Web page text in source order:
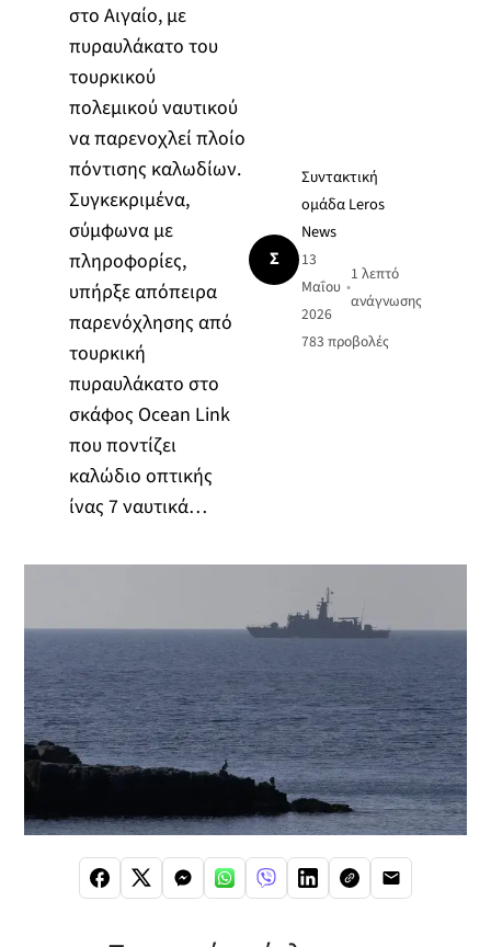
στο Αιγαίο, με
πυραυλάκατο του
τουρκικού
πολεμικού ναυτικού
να παρενοχλεί πλοίο
πόντισης καλωδίων.
Συγκεκριμένα,
σύμφωνα με
πληροφορίες,
υπήρξε απόπειρα
παρενόχλησης από
τουρκική
πυραυλάκατο στο
σκάφος Ocean Link
που ποντίζει
καλώδιο οπτικής
ίνας 7 ναυτικά…
Σ
Συντακτική
ομάδα Leros
News
13
Μαΐου
2026
•
1 λεπτό
ανάγνωσης
783 προβολές